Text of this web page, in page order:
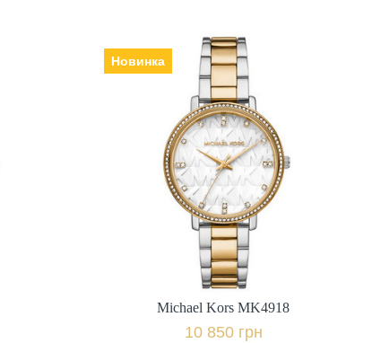
Новинка
Michael Kors MK4918
Виробник: США, Механізм:
кварцеві, Скло: мінеральне,
Ремінець | браслет: сталь,
Гарантія: 24 міс.,
10 850 грн.
+ порівняти
Michael Kors MK4918
10 850 грн